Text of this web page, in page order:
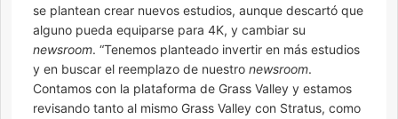
se plantean crear nuevos estudios, aunque descartó que
alguno pueda equiparse para 4K, y cambiar su
newsroom. “Tenemos planteado invertir en más estudios
y en buscar el reemplazo de nuestro newsroom.
Contamos con la plataforma de Grass Valley y estamos
revisando tanto al mismo Grass Valley con Stratus, como